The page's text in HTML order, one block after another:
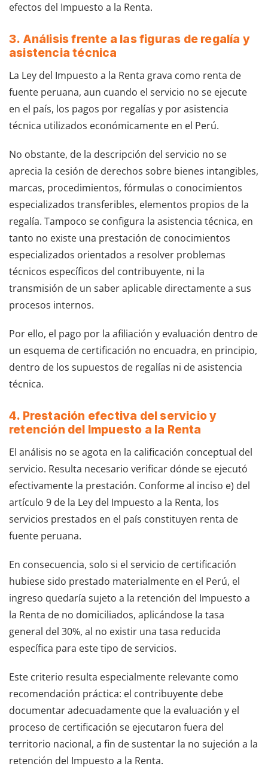
efectos del Impuesto a la Renta.
3. Análisis frente a las figuras de regalía y
asistencia técnica
La Ley del Impuesto a la Renta grava como renta de
fuente peruana, aun cuando el servicio no se ejecute
en el país, los pagos por regalías y por asistencia
técnica utilizados económicamente en el Perú.
No obstante, de la descripción del servicio no se
aprecia la cesión de derechos sobre bienes intangibles,
marcas, procedimientos, fórmulas o conocimientos
especializados transferibles, elementos propios de la
regalía. Tampoco se configura la asistencia técnica, en
tanto no existe una prestación de conocimientos
especializados orientados a resolver problemas
técnicos específicos del contribuyente, ni la
transmisión de un saber aplicable directamente a sus
procesos internos.
Por ello, el pago por la afiliación y evaluación dentro de
un esquema de certificación no encuadra, en principio,
dentro de los supuestos de regalías ni de asistencia
técnica.
4. Prestación efectiva del servicio y
retención del Impuesto a la Renta
El análisis no se agota en la calificación conceptual del
servicio. Resulta necesario verificar dónde se ejecutó
efectivamente la prestación. Conforme al inciso e) del
artículo 9 de la Ley del Impuesto a la Renta, los
servicios prestados en el país constituyen renta de
fuente peruana.
En consecuencia, solo si el servicio de certificación
hubiese sido prestado materialmente en el Perú, el
ingreso quedaría sujeto a la retención del Impuesto a
la Renta de no domiciliados, aplicándose la tasa
general del 30%, al no existir una tasa reducida
específica para este tipo de servicios.
Este criterio resulta especialmente relevante como
recomendación práctica: el contribuyente debe
documentar adecuadamente que la evaluación y el
proceso de certificación se ejecutaron fuera del
territorio nacional, a fin de sustentar la no sujeción a la
retención del Impuesto a la Renta.